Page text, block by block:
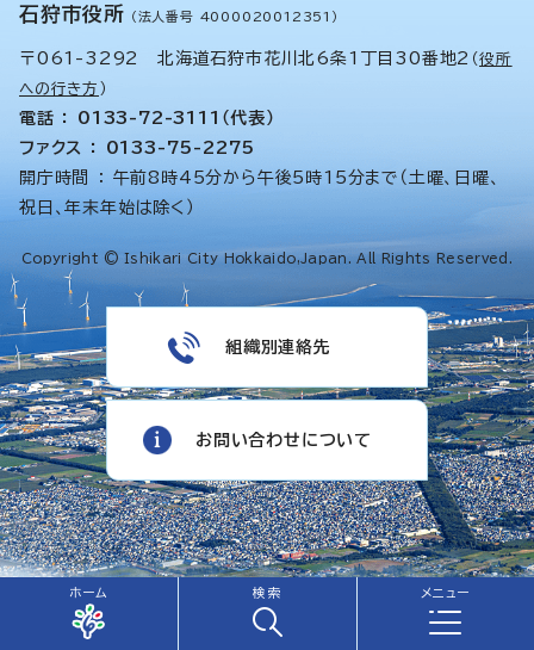
ホーム 検索 メニュー
石狩市役所 （法人番号 4000020012351）
〒061-3292 北海道石狩市花川北6条1丁目30番地2 （役所
への行き方 ）
電話 ： 0133-72-3111（代表）
ファクス ： 0133-75-2275
開庁時間 ： 午前8時45分から午後5時15分まで（土曜、日曜、
祝日、年末年始は除く）
Copyright © Ishikari City Hokkaido,Japan. All Rights Reserved.
組織別連絡先
お問い合わせについて